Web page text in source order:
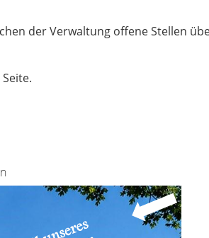
der Verwaltung offene Stellen